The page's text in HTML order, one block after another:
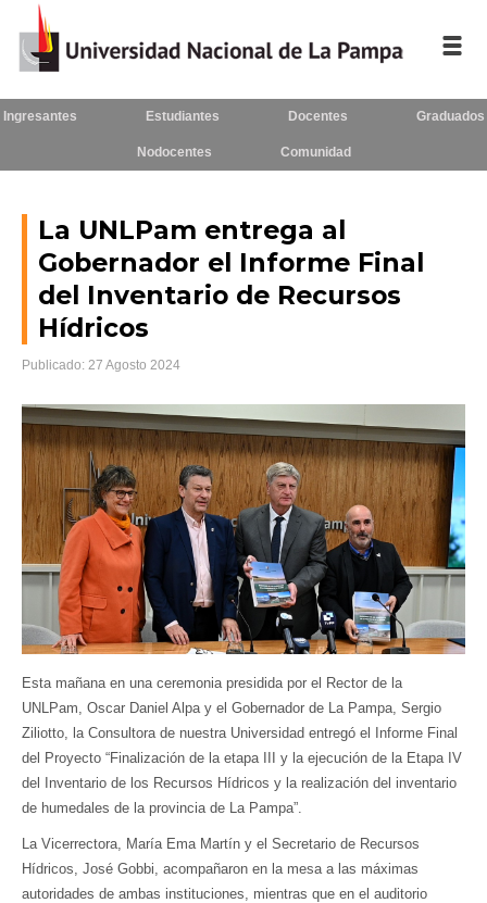
La UNLPam
Consejo Superior
Rectorado / Secretarías
Facultades
Contacto
Seguínosen:
Ingresantes Estudiantes Docentes Graduados
Nodocentes Comunidad
La UNLPam entrega al
Gobernador el Informe Final
del Inventario de Recursos
Hídricos
Publicado: 27 Agosto 2024
Esta mañana en una ceremonia presidida por el Rector de la
UNLPam, Oscar Daniel Alpa y el Gobernador de La Pampa, Sergio
Ziliotto, la Consultora de nuestra Universidad entregó el Informe Final
del Proyecto “Finalización de la etapa III y la ejecución de la Etapa IV
del Inventario de los Recursos Hídricos y la realización del inventario
de humedales de la provincia de La Pampa”.
La Vicerrectora, María Ema Martín y el Secretario de Recursos
Hídricos, José Gobbi, acompañaron en la mesa a las máximas
autoridades de ambas instituciones, mientras que en el auditorio